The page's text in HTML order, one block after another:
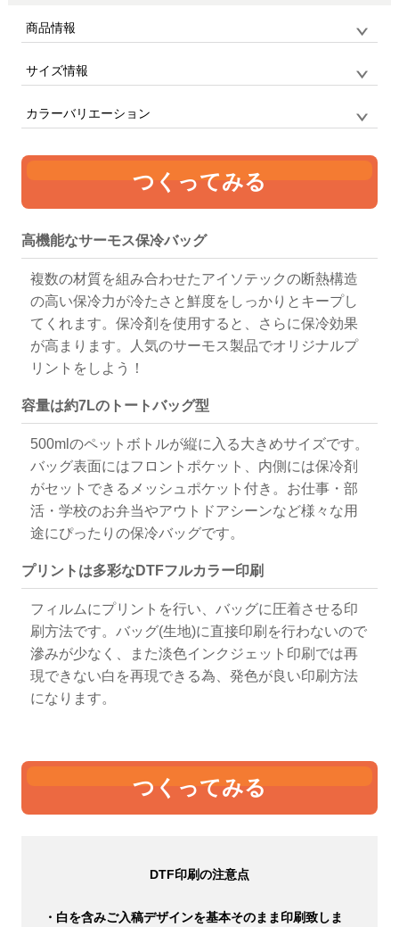
商品情報
品番
サイズ情報
保冷ランチバッグ
単位:mm
335（240） 240
カラーバリエーション
ラック
つくってみる
高機能なサーモス保冷バッグ
複数の材質を組み合わせたアイソテックの断熱構造
の高い保冷力が冷たさと鮮度をしっかりとキープし
てくれます。保冷剤を使用すると、さらに保冷効果
が高まります。人気のサーモス製品でオリジナルプ
リントをしよう！
容量は約7Lのトートバッグ型
500mlのペットボトルが縦に入る大きめサイズです。
バッグ表面にはフロントポケット、内側には保冷剤
がセットできるメッシュポケット付き。お仕事・部
活・学校のお弁当やアウトドアシーンなど様々な用
途にぴったりの保冷バッグです。
プリントは多彩なDTFフルカラー印刷
フィルムにプリントを行い、バッグに圧着させる印
刷方法です。バッグ(生地)に直接印刷を行わないので
滲みが少なく、また淡色インクジェット印刷では再
現できない白を再現できる為、発色が良い印刷方法
になります。
つくってみる
DTF印刷の注意点
・白を含みご入稿デザインを基本そのまま印刷致しま